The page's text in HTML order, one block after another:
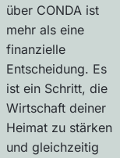
über CONDA ist
mehr als eine
finanzielle
Entscheidung. Es
ist ein Schritt, die
Wirtschaft deiner
Heimat zu stärken
und gleichzeitig